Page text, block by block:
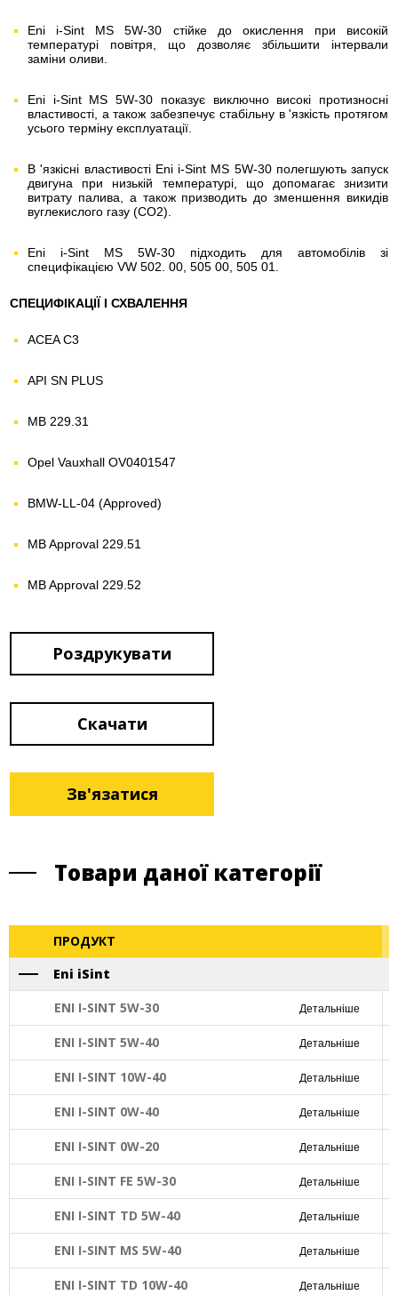
Eni i-Sint MS 5W-30 стійке до окислення при високій
температурі повітря, що дозволяє збільшити інтервали
заміни оливи.
Eni i-Sint MS 5W-30 показує виключно високі протизносні
властивості, а також забезпечує стабільну в 'язкість протягом
усього терміну експлуатації.
В 'язкісні властивості Eni i-Sint MS 5W-30 полегшують запуск
двигуна при низькій температурі, що допомагає знизити
витрату палива, а також призводить до зменшення викидів
вуглекислого газу (CO2).
Eni i-Sint MS 5W-30 підходить для автомобілів зі
специфікацією VW 502. 00, 505 00, 505 01.
СПЕЦИФІКАЦІЇ І СХВАЛЕННЯ
ACEA C3
API SN PLUS
MB 229.31
Opel Vauxhall OV0401547
BMW-LL-04 (Approved)
MB Approval 229.51
MB Approval 229.52
Роздрукувати
Скачати
Зв'язатися
Товари даної категорії
ПРОДУКТ
Eni iSint
ENI I-SINT 5W-30
Детальніше
ENI I-SINT 5W-40 Детальніше
ENI I-SINT 10W-40 Детальніше
ENI I-SINT 0W-40 Детальніше
ENI I-SINT 0W-20 Детальніше
ENI I-SINT FE 5W-30 Детальніше
ENI I-SINT TD 5W-40 Детальніше
ENI I-SINT MS 5W-40 Детальніше
ENI I-SINT TD 10W-40 Детальніше